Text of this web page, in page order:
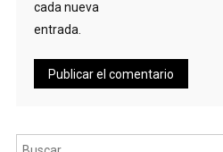
cada nueva
entrada.